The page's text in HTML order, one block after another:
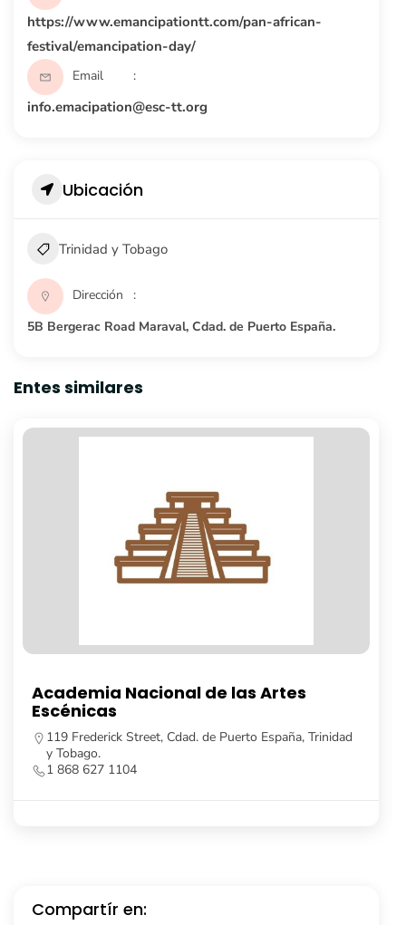
https://www.emancipationtt.com/pan-african-
festival/emancipation-day/
Email
info.emacipation@esc-tt.org
Ubicación
Trinidad y Tobago
Dirección
5B Bergerac Road Maraval, Cdad. de Puerto España.
Entes similares
Academia de Artes Escénicas del Sur
Todd Street, Cdad. de San Fernando, Trinidad y Tobago.
1 868 219 7272
https://mtca.gov.tt/tourism_facilities/southern-academy-
for-the-performing-arts-sapa/
Compartír en: